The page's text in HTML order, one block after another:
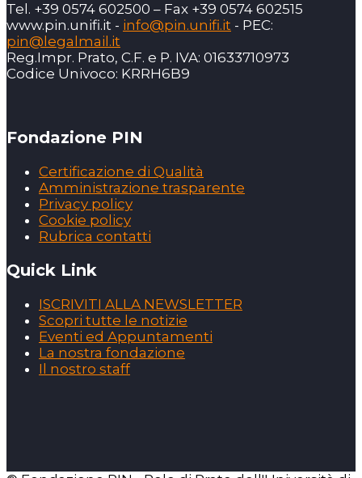
Tel. +39 0574 602500 – Fax +39 0574 602515
www.pin.unifi.it - info@pin.unifi.it - PEC:
pin@legalmail.it
Reg.Impr. Prato, C.F. e P. IVA: 01633710973
Codice Univoco: KRRH6B9
Fondazione PIN
Certificazione di Qualità
Amministrazione trasparente
Privacy policy
Cookie policy
Rubrica contatti
Quick Link
ISCRIVITI ALLA NEWSLETTER
Scopri tutte le notizie
Eventi ed Appuntamenti
La nostra fondazione
Il nostro staff